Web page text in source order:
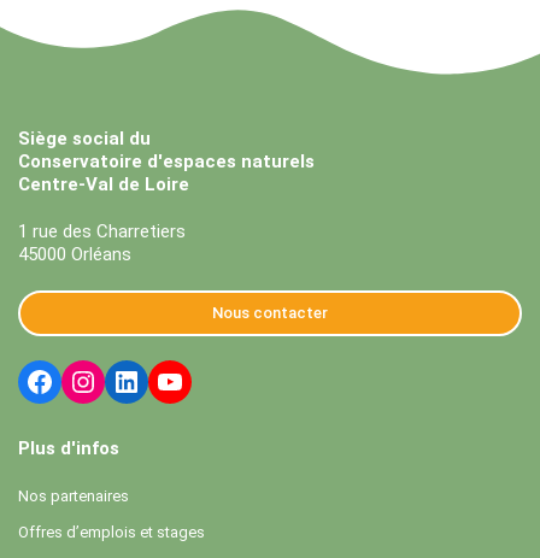
Siège social du
Conservatoire d'espaces naturels
Centre-Val de Loire
1 rue des Charretiers
45000 Orléans
Nous contacter
Plus d'infos
Nos partenaires
Offres d’emplois et stages